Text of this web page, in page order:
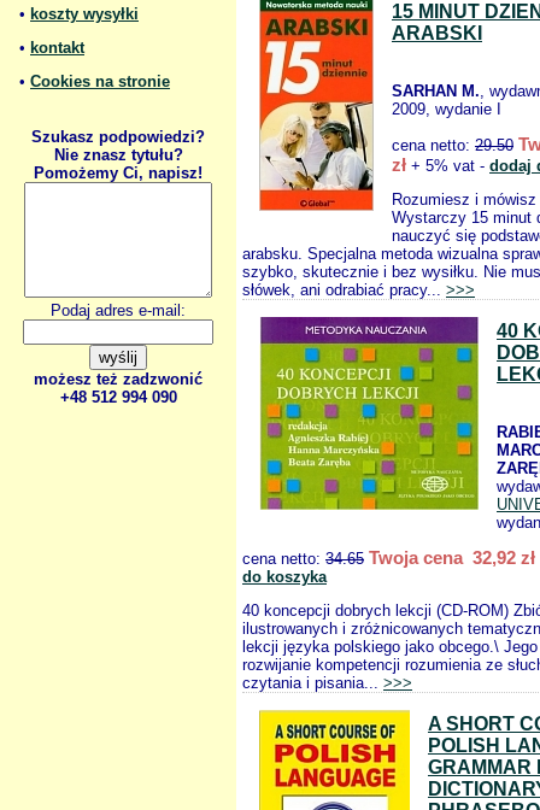
• koszty wysyłki
• kontakt
• Cookies na stronie
Szukasz podpowiedzi?
Nie znasz tytułu?
Pomożemy Ci, napisz!
Podaj adres e-mail:
możesz też zadzwonić
+48 512 994 090
15 MINUT
ARABSKI
SARHAN M.,
2009, wydanie I
cena netto: 29.50
zł + 5% vat - dodaj
Rozumiesz i
Wystarczy 15 minut
nauczyć się
arabsku. Specjalna metoda wizualna
szybko, skutecznie i bez wysiłku. Nie
słówek, ani odrabiać pracy... >>>
40
cena netto: 34.65 Twoja cena 32,92 zł
do koszyka
40 koncepcji dobrych lekcji (CD-ROM)
ilustrowanych i zróżnicowanych
lekcji języka polskiego jako obcego.\
rozwijanie kompetencji rozumienia ze
czytania i pisania... >>>
A SHORT
POLISH
GRAMMAR